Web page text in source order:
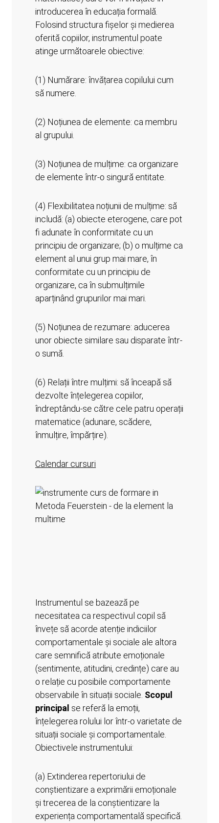
introducerea în educația formală.
Folosind structura fișelor și medierea
oferită copiilor, instrumentul poate
atinge următoarele obiective:
(1) Numărare: învățarea copilului cum
să numere.
(2) Noțiunea de elemente: ca membru
al grupului.
(3) Noțiunea de mulțime: ca organizare
de elemente într-o singură entitate.
(4) Flexibilitatea noțiunii de mulțime: să
includă: (a) obiecte eterogene, care pot
fi adunate în conformitate cu un
principiu de organizare; (b) o mulțime ca
element al unui grup mai mare, în
conformitate cu un principiu de
organizare, ca în submulțimile
aparținând grupurilor mai mari.
(5) Noțiunea de rezumare: aducerea
unor obiecte similare sau disparate într-
o sumă.
(6) Relații între mulțimi: să înceapă să
dezvolte înțelegerea copiilor,
îndreptându-se către cele patru operații
matematice (adunare, scădere,
înmulțire, împărțire).
Calendar cursuri
Instrumentul se bazează pe
necesitatea ca respectivul copil să
învețe să acorde atenție indiciilor
comportamentale și sociale ale altora
care semnifică atribute emoționale
(sentimente, atitudini, credințe) care au
o relație cu posibile comportamente
observabile în situații sociale. Scopul
principal se referă la emoții,
înțelegerea rolului lor într-o varietate de
situații sociale și comportamentale.
Obiectivele instrumentului:
(a) Extinderea repertoriului de
conștientizare a exprimării emoționale
și trecerea de la conștientizare la
experiența comportamentală specifică.